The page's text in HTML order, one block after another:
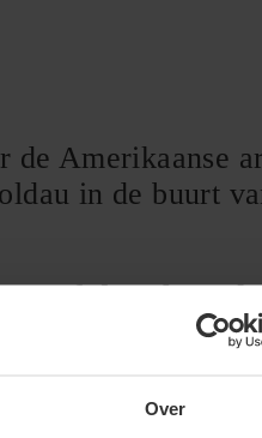
Over
Amerikaanse
in de buurt
deze brug